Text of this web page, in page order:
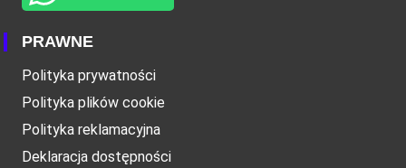
PRAWNE
Polityka prywatności
Polityka plików cookie
Polityka reklamacyjna
Deklaracja dostępności